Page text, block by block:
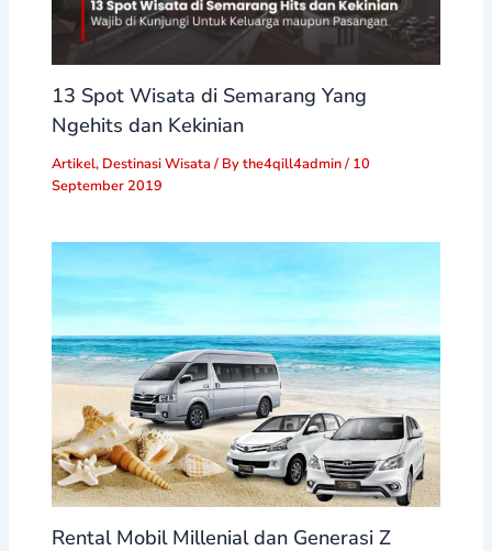
13 Spot Wisata di Semarang Yang
Ngehits dan Kekinian
Artikel, Destinasi Wisata/ Bythe4qill4admin/ 10
September 2019
Rental Mobil Millenial dan Generasi Z